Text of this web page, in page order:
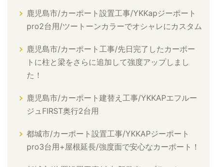
鹿児島市/カーポート設置工事/YKKapジーポート
pro2台用/ツートーンカラーでオシャレにカスタム
鹿児島市/カーポート工事/先日完了したカーポー
トに柱と梁をさらに追加して強度アップしまし
た！
鹿児島市/カーポート建替え工事/YKKAPエフルー
ジュFIRST奥行2台用
都城市/カーポート設置工事/YKKAPジーポート
pro3台用+屋根延長/強度面で安心なカーポート！